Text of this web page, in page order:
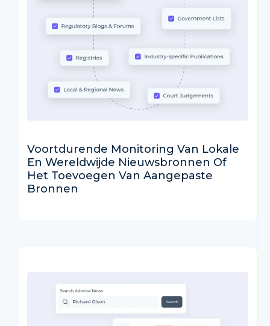
Voortdurende Monitoring Van Lokale
En Wereldwijde Nieuwsbronnen Of
Het Toevoegen Van Aangepaste
Bronnen